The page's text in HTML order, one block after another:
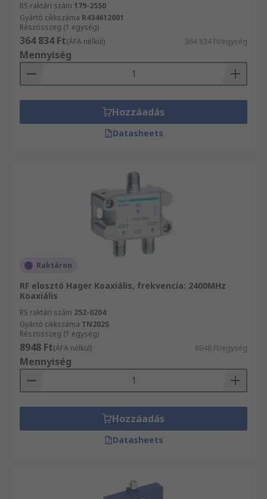
RS raktári szám 179-2550
Gyártó cikkszáma R434612001
Részösszeg (1 egység)
364 834 Ft(ÁFA nélkül) 364 834 Ft/egység
Mennyiség
Hozzáadás
Datasheets
Raktáron
RF elosztó Hager Koaxiális, frekvencia: 2400MHz
Koaxiális
RS raktári szám 252-0204
Gyártó cikkszáma TN202S
Részösszeg (1 egység)
8948 Ft(ÁFA nélkül) 8948 Ft/egység
Mennyiség
Hozzáadás
Datasheets